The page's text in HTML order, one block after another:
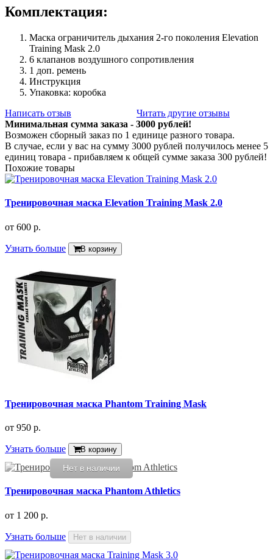
Комплектация:
Маска ограничитель дыхания 2-го поколения Elevation
Training Mask 2.0
6 клапанов воздушного сопротивления
1 доп. ремень
Инструкция
Упаковка: коробка
Написать отзыв
Читать другие отзывы
Минимальная сумма заказа - 3000 рублей!
Возможен сборный заказ по 1 единице разного товара.
В случае, если у вас на сумму 3000 рублей получилось менее 5
единиц товара - прибавляем к общей сумме заказа 300 рублей!
Похожие товары
Тренировочная маска Elevation Training Mask 2.0
от 600 р.
Узнать больше В корзину
Тренировочная маска Phantom Training Mask
от 950 р.
Узнать больше В корзину
Нет в наличии
Тренировочная маска Phantom Athletics
от 1 200 р.
Узнать больше Нет в наличии